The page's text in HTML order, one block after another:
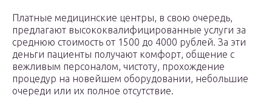
Платные медицинские центры, в свою очередь,
предлагают высококвалифицированные услуги за
среднюю стоимость от 1500 до 4000 рублей. За эти
деньги пациенты получают комфорт, общение с
вежливым персоналом, чистоту, прохождение
процедур на новейшем оборудовании, небольшие
очереди или их полное отсутствие.